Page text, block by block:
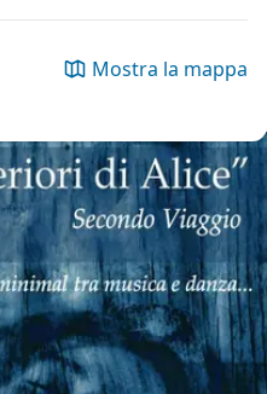
Mostra la mappa